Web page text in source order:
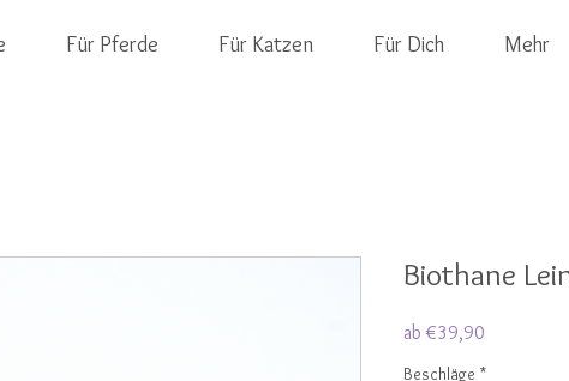
Für Pferde Für Katzen Für Dich Mehr
Biothane
ab €39,90
Beschläge *